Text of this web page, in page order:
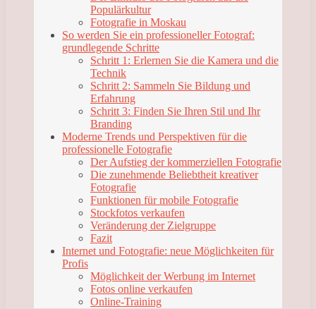
Populärkultur
Fotografie in Moskau
So werden Sie ein professioneller Fotograf:
grundlegende Schritte
Schritt 1: Erlernen Sie die Kamera und die
Technik
Schritt 2: Sammeln Sie Bildung und
Erfahrung
Schritt 3: Finden Sie Ihren Stil und Ihr
Branding
Moderne Trends und Perspektiven für die
professionelle Fotografie
Der Aufstieg der kommerziellen Fotografie
Die zunehmende Beliebtheit kreativer
Fotografie
Funktionen für mobile Fotografie
Stockfotos verkaufen
Veränderung der Zielgruppe
Fazit
Internet und Fotografie: neue Möglichkeiten für
Profis
Möglichkeit der Werbung im Internet
Fotos online verkaufen
Online-Training